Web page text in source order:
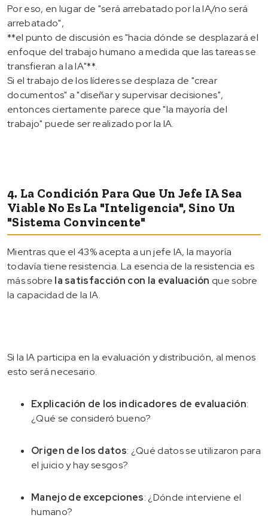
Por eso, en lugar de "será arrebatado por la IA/no será
arrebatado",
**el punto de discusión es "hacia dónde se desplazará el
enfoque del trabajo humano a medida que las tareas se
transfieran a la IA"**.
Si el trabajo de los líderes se desplaza de "crear
documentos" a "diseñar y supervisar decisiones",
entonces ciertamente parece que "la mayoría del
trabajo" puede ser realizado por la IA.
4. La Condición Para Que Un Jefe IA Sea
Viable No Es La "inteligencia", Sino Un
"sistema Convincente"
Mientras que el 43% acepta a un jefe IA, la mayoría
todavía tiene resistencia. La esencia de la resistencia es
más sobre la satisfacción con la evaluación que sobre
la capacidad de la IA.
Si la IA participa en la evaluación y distribución, al menos
esto será necesario.
Explicación de los indicadores de evaluación:
¿Qué se consideró bueno?
Origen de los datos: ¿Qué datos se utilizaron para
el juicio y hay sesgos?
Manejo de excepciones: ¿Dónde interviene el
humano?